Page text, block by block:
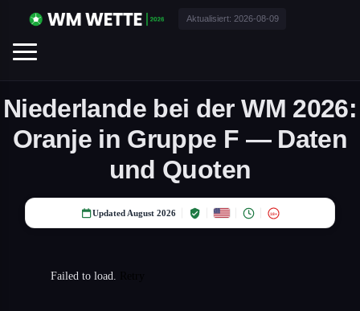
Aktualisiert: 2026-08-09
Niederlande bei der WM 2026:
Oranje in Gruppe F — Daten
und Quoten
Updated August 2026 18+
Failed to load.